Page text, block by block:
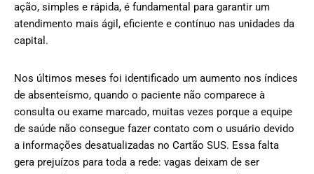
ação, simples e rápida, é fundamental para garantir um
atendimento mais ágil, eficiente e contínuo nas unidades da
capital.
Nos últimos meses foi identificado um aumento nos índices
de absenteísmo, quando o paciente não comparece à
consulta ou exame marcado, muitas vezes porque a equipe
de saúde não consegue fazer contato com o usuário devido
a informações desatualizadas no Cartão SUS. Essa falta
gera prejuízos para toda a rede: vagas deixam de ser